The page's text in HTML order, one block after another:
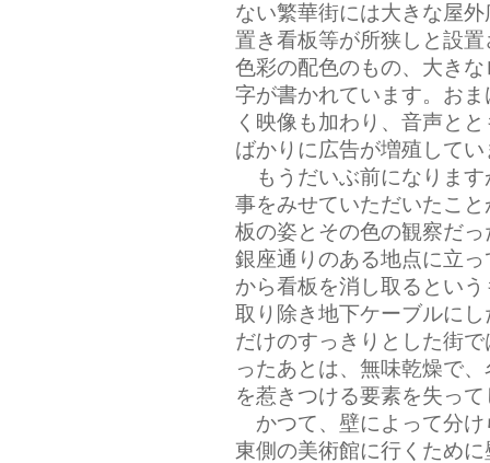
ない繁華街には大きな屋
置き看板等が所狭しと設
色彩の配色のもの、大き
字が書かれています。お
く映像も加わり、音声と
ばかりに広告が増殖してい
もうだいぶ前になります
事をみせていただいたこ
板の姿とその色の観察だ
銀座通りのある地点に立
から看板を消し取るとい
取り除き地下ケーブルに
だけのすっきりとした街
ったあとは、無味乾燥で
を惹きつける要素を失っ
かつて、壁によって分け
東側の美術館に行くため